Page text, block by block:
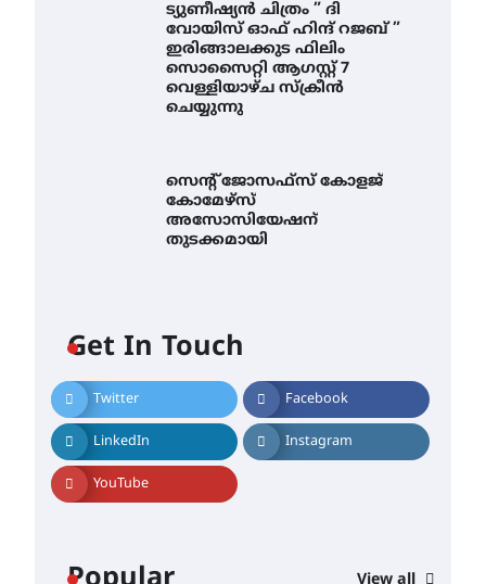
ട്യുണീഷ്യൻ ചിത്രം ” ദി
വോയിസ് ഓഫ് ഹിന്ദ് റജബ് ”
ഇരിങ്ങാലക്കുട ഫിലിം
സൊസൈറ്റി ആഗസ്റ്റ് 7
വെള്ളിയാഴ്ച സ്‌ക്രീൻ
ചെയ്യുന്നു
സെന്റ് ജോസഫ്സ് കോളജ്
കോമേഴ്‌സ്
അസോസിയേഷന്
തുടക്കമായി
Get In Touch
Twitter Facebook
LinkedIn Instagram
YouTube
എം.ജി. യൂണിവേഴ്‌സിറ്റിയിൽ
നിന്ന് ഇംഗ്ളീഷ്
സാഹിത്യത്തിൽ ഡോക്ടറേറ്റ്
നേടിയ എൻ. ആര്യ